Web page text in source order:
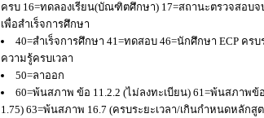
ครบ 16=ทดลองเรียน(บัณฑิตศึกษา) 17=สถานะตรวจสอบ
เพื่อสำเร็จการศึกษา
40=สำเร็จการศึกษา 41=ทดสอบ 46=นักศึกษา ECP คร
ความรู้ครบเวลา
50=ลาออก
60=พ้นสภาพ ข้อ 11.2.2 (ไม่ลงทะเบียน) 61=พ้นสภาพ
1.75) 63=พ้นสภาพ 16.7 (ครบระยะเวลา/เกินกำหนดหลัก